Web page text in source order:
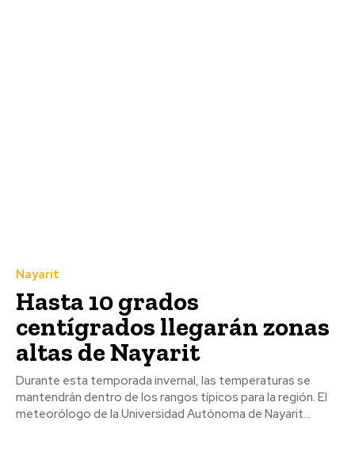
Nayarit
Hasta 10 grados
centígrados llegarán zonas
altas de Nayarit
Durante esta temporada invernal, las temperaturas se
mantendrán dentro de los rangos típicos para la región. El
meteorólogo de la Universidad Autónoma de Nayarit...